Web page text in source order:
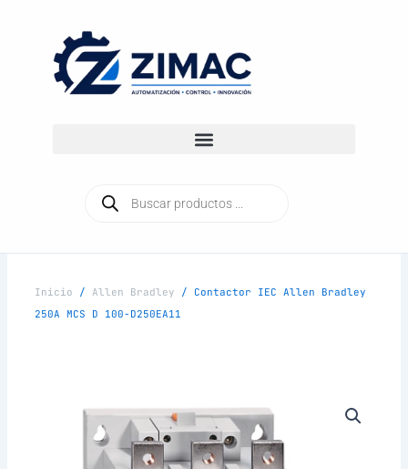
contenido
productos
Inicio / Allen Bradley / Contactor IEC Allen Bradley
250A MCS D 100-D250EA11